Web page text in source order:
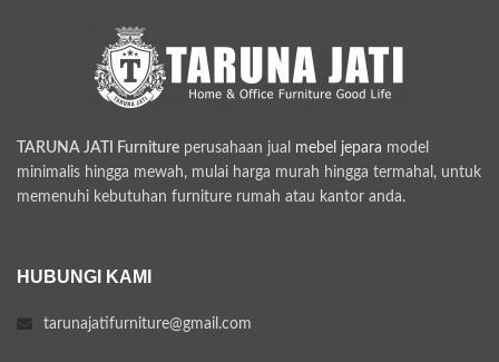
TARUNA JATI Furniture perusahaan jual mebel jepara model
minimalis hingga mewah, mulai harga murah hingga termahal, untuk
memenuhi kebutuhan furniture rumah atau kantor anda.
HUBUNGI KAMI
tarunajatifurniture@gmail.com